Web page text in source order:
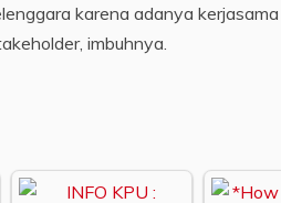
karena adanya
imbuhnya.